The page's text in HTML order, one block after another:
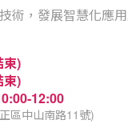
術，發展智慧化應
束)
束)
12:00
區中山南路11號)